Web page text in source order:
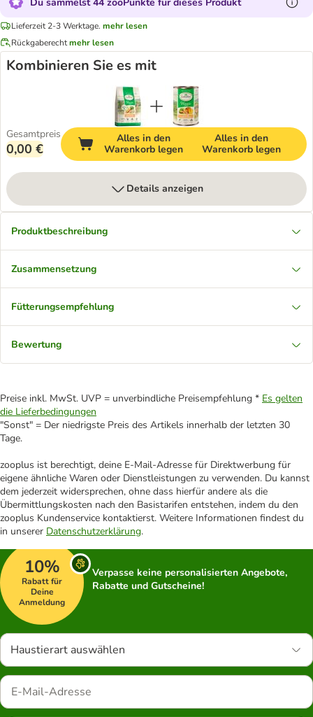
Lieferzeit 2-3 Werktage. mehr lesen
Rückgaberechtmehr lesen
Kombinieren Sie es mit
Gesamtpreis
0,00 €
Alles in den
Warenkorb legen
Alles in den
Warenkorb legen
Details anzeigen
Produktbeschreibung
Zusammensetzung
Fütterungsempfehlung
Bewertung
Preise inkl. MwSt. UVP = unverbindliche Preisempfehlung * Es gelten
die Lieferbedingungen
"Sonst" = Der niedrigste Preis des Artikels innerhalb der letzten 30
Tage.
zooplus ist berechtigt, deine E-Mail-Adresse für Direktwerbung für
eigene ähnliche Waren oder Dienstleistungen zu verwenden. Du kannst
dem jederzeit widersprechen, ohne dass hierfür andere als die
Übermittlungskosten nach den Basistarifen entstehen, indem du den
zooplus Kundenservice kontaktierst. Weitere Informationen findest du
in unserer Datenschutzerklärung.
10%
Rabatt für
Deine
Anmeldung
Verpasse keine personalisierten Angebote,
Rabatte und Gutscheine!
Haustierart auswählen